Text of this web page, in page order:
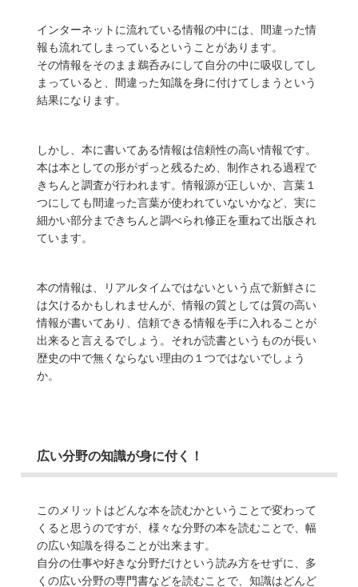
インターネットに流れている情報の中には、間違った情
報も流れてしまっているということがあります。
その情報をそのまま鵜呑みにして自分の中に吸収してし
まっていると、間違った知識を身に付けてしまうという
結果になります。
しかし、本に書いてある情報は信頼性の高い情報です。
本は本としての形がずっと残るため、制作される過程で
きちんと調査が行われます。情報源が正しいか、言葉１
つにしても間違った言葉が使われていないかなど、実に
細かい部分まできちんと調べられ修正を重ねて出版され
ています。
本の情報は、リアルタイムではないという点で新鮮さに
は欠けるかもしれませんが、情報の質としては質の高い
情報が書いてあり、信頼できる情報を手に入れることが
出来ると言えるでしょう。それが読書というものが長い
歴史の中で無くならない理由の１つではないでしょう
か。
広い分野の知識が身に付く！
このメリットはどんな本を読むかということで変わって
くると思うのですが、様々な分野の本を読むことで、幅
の広い知識を得ることが出来ます。
自分の仕事や好きな分野だけという読み方をせずに、多
くの広い分野の専門書などを読むことで、知識はどんど